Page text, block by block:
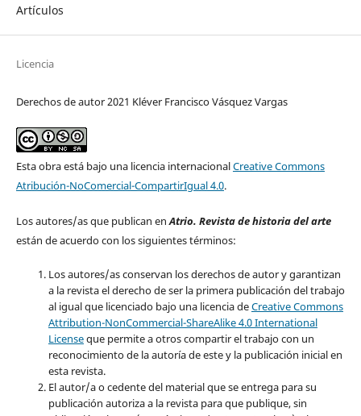
Artículos
Licencia
Derechos de autor 2021 Kléver Francisco Vásquez Vargas
Esta obra está bajo una licencia internacionalCreative Commons
Atribución-NoComercial-CompartirIgual 4.0.
Los autores/as que publican enAtrio. Revista de historia del arte
están de acuerdo con los siguientes términos:
Los autores/as conservan los derechos de autor y garantizan
a la revista el derecho de ser la primera publicación del trabajo
al igual que licenciado bajo una licencia deCreative Commons
Attribution-NonCommercial-ShareAlike 4.0 International
Licenseque permite a otros compartir el trabajo con un
reconocimiento de la autoría de este y la publicación inicial en
esta revista.
El autor/a o cedente del material que se entrega para su
publicación autoriza a la revista para que publique, sin